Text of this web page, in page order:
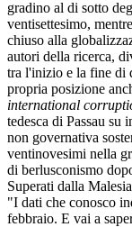
gradino al di sotto
ventisettesimo,
chiuso alla
autori della ricerca,
tra l'inizio e la fine di
propria posizione
international
tedesca di Passau su
non governativa
ventinovesimi nella
di berlusconismo
Superati dalla
"I dati che conosco
febbraio. E vai a